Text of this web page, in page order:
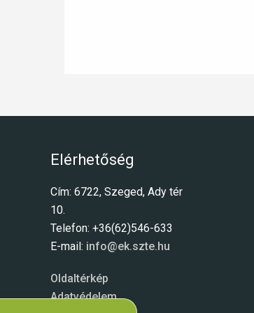
Elérhetőség
Cím: 6722, Szeged, Ady tér
10.
Telefon: +36(62)546-633
E-mail: info@ek.szte.hu
Oldaltérkép
Adatvédelem